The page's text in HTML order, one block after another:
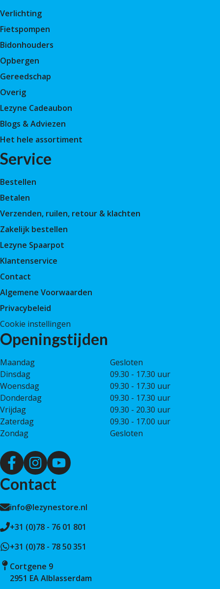
Verlichting
Fietspompen
Bidonhouders
Opbergen
Gereedschap
Overig
Lezyne Cadeaubon
Blogs & Adviezen
Het hele assortiment
Service
Bestellen
Betalen
Verzenden, ruilen, retour & klachten
Zakelijk bestellen
Lezyne Spaarpot
Klantenservice
Contact
Algemene Voorwaarden
Privacybeleid
Cookie instellingen
Openingstijden
Maandag
Gesloten
Dinsdag
09.30 - 17.30 uur
Woensdag
09.30 - 17.30 uur
Donderdag
09.30 - 17.30 uur
Vrijdag
09.30 - 20.30 uur
Zaterdag
09.30 - 17.00 uur
Zondag
Gesloten
Contact
info@lezynestore.nl
+31 (0)78 - 76 01 801
+31 (0)78 - 78 50 351
Cortgene 9
2951 EA Alblasserdam